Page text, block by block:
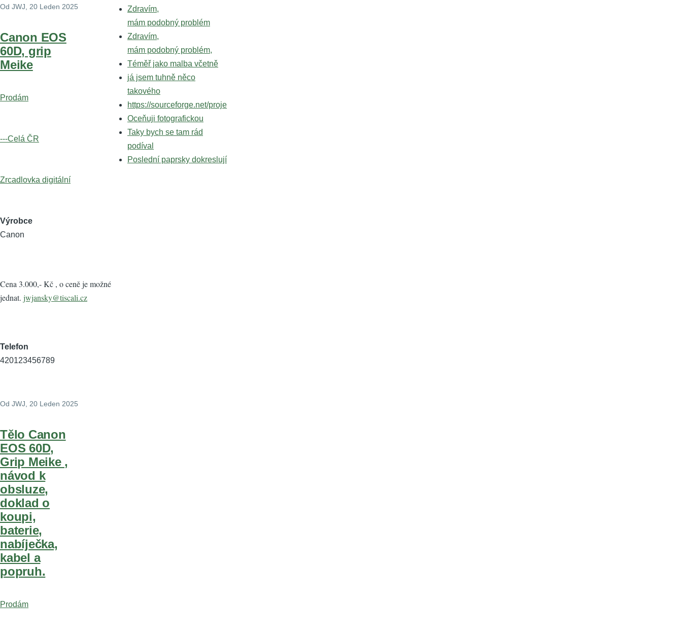
Od JWJ, 20 Leden 2025
Canon EOS
60D, grip
Meike
Prodám
---Celá ČR
Zrcadlovka digitální
Výrobce
Canon
Cena 3.000,- Kč , o ceně je možné
jednat. jwjansky@tiscali.cz
Telefon
420123456789
Od JWJ , 20 Leden 2025
Tělo Canon
EOS 60D,
Grip Meike ,
návod k
obsluze,
doklad o
koupi,
baterie,
nabíječka,
kabel a
popruh.
Prodám
Zdravím,
mám podobný problém
Zdravím,
mám podobný problém,
Téměř jako malba včetně
já jsem tuhně něco
takového
https://sourceforge.net/proje
Oceňuji fotografickou
Taky bych se tam rád
podíval
Poslední paprsky dokreslují